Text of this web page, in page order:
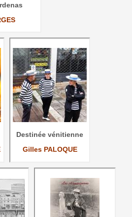
Destinée vénitienne
Gilles PALOQUE